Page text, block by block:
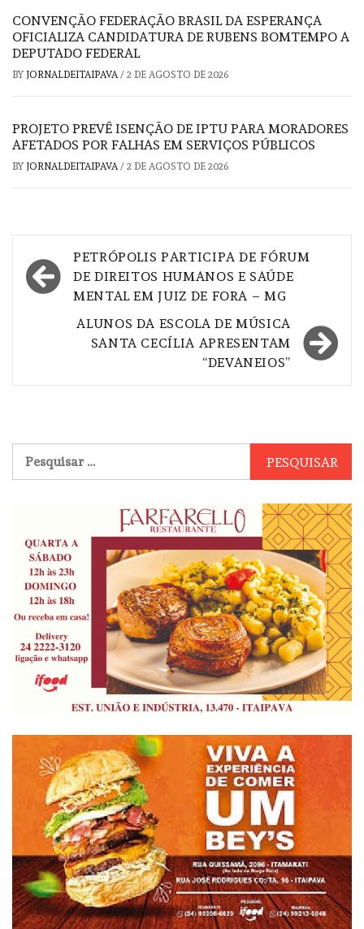
CONVENÇÃO FEDERAÇÃO BRASIL DA ESPERANÇA
OFICIALIZA CANDIDATURA DE RUBENS BOMTEMPO A
DEPUTADO FEDERAL
BY JORNALDEITAIPAVA / 2 DE AGOSTO DE 2026
PROJETO PREVÊ ISENÇÃO DE IPTU PARA MORADORES
AFETADOS POR FALHAS EM SERVIÇOS PÚBLICOS
BY JORNALDEITAIPAVA / 2 DE AGOSTO DE 2026
Navegação
de
PETRÓPOLIS PARTICIPA DE FÓRUM
DE DIREITOS HUMANOS E SAÚDE
MENTAL EM JUIZ DE FORA – MG
ALUNOS DA ESCOLA DE MÚSICA
SANTA CECÍLIA APRESENTAM
“DEVANEIOS”
por: